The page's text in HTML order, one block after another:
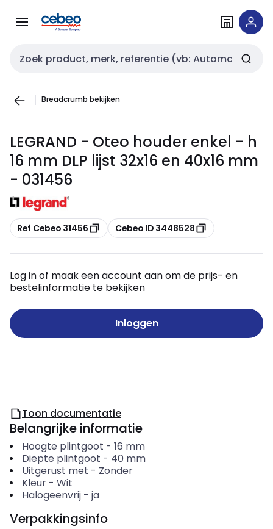
naar
naar
Zoekveld invoer
Breadcrumb bekijken
LEGRAND - Oteo houder enkel - h
16 mm DLP lijst 32x16 en 40x16 mm
- 031456
Kopiëren
Ref Cebeo 31456 Kopiëren
Cebeo ID 3448528
Log in of maak een account aan om de prijs- en
bestelinformatie te bekijken
Inloggen
Toon documentatie
Belangrijke informatie
Hoogte plintgoot - 16 mm
Diepte plintgoot - 40 mm
Uitgerust met - Zonder
Kleur- Wit
Halogeenvrij- ja
Verpakkingsinfo